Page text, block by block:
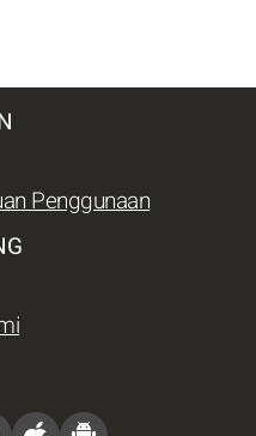
Penggunaan